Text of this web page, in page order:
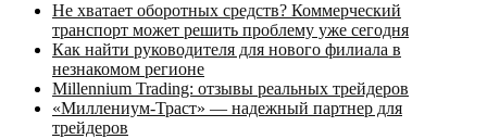
Не хватает оборотных средств? Коммерческий
транспорт может решить проблему уже сегодня
Как найти руководителя для нового филиала в
незнакомом регионе
Millennium Trading: отзывы реальных трейдеров
«Миллениум-Траст» — надежный партнер для
трейдеров